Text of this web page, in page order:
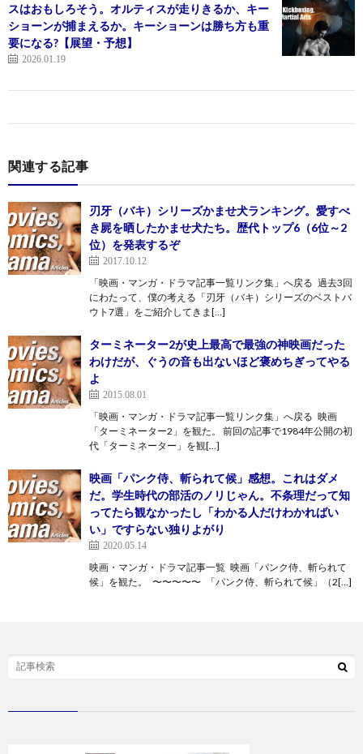
スはおもしろそう。オルティスが走りきるか、キー
ショーンが捕まえるか。キーショーンは勝ち方も重
要になる?【展望・予想】
2026.01.19
関連する記事
刃牙（バキ）シリーズかませ犬ランキング。愛すべ
き屍を晒したかませ犬たち。歴代トップ6（6位～2
位）を発表するぞ
2017.10.12
「映画・マンガ・ドラマ記事一覧リンク集」へ戻る 過去3回
にわたって、僕の考える「刃牙（バキ）シリーズのベストバ
ウト7選」をご紹介してきま[…]
ターミネーター2が史上最高で最強の神映画だった
わけだが、ぐうの音も出ないほど褒めちぎってやる
よ
2015.08.01
「映画・マンガ・ドラマ記事一覧リンク集」へ戻る 映画
「ターミネーター2」を観た。 前回の記事で1984年公開の初
代「ターミネーター」を観[…]
映画「パンク侍、斬られて候」感想。これはダメ
だ。学生時代の部活のノリじゃん。不条理だって知
ってたら観なかったし「わかる人だけわかればい
い」ですらない独りよがり
2020.05.14
映画・マンガ・ドラマ記事一覧 映画「パンク侍、斬られて
候」を観た。 〜〜〜〜〜 「パンク侍、斬られて候」（2[…]